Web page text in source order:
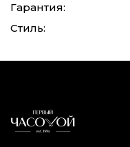
Гарантия:
Стиль: